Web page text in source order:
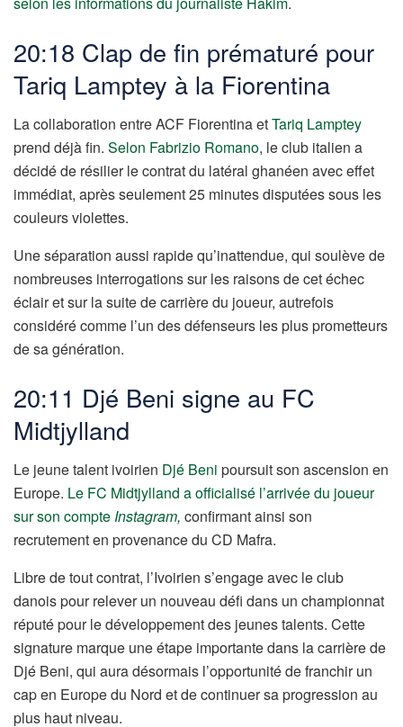
20:18 Clap de fin prématuré pour
Tariq Lamptey à la Fiorentina
La collaboration entre ACF Fiorentina etTariq Lamptey
prend déjà fin. Selon Fabrizio Romano, le club italien a
décidé de résilier le contrat du latéral ghanéen avec effet
immédiat, après seulement 25 minutes disputées sous les
couleurs violettes.
Une séparation aussi rapide qu’inattendue, qui soulève de
nombreuses interrogations sur les raisons de cet échec
éclair et sur la suite de carrière du joueur, autrefois
considéré comme l’un des défenseurs les plus prometteurs
de sa génération.
20:11 Djé Beni signe au FC
Midtjylland
Le jeune talent ivoirien Djé Beni poursuit son ascension en
Europe. Le FC Midtjylland a officialisé l’arrivée du joueur
sur son compteInstagram, confirmant ainsi son
recrutement en provenance du CD Mafra.
Libre de tout contrat, l’Ivoirien s’engage avec le club
danois pour relever un nouveau défi dans un championnat
réputé pour le développement des jeunes talents. Cette
signature marque une étape importante dans la carrière de
Djé Beni, qui aura désormais l’opportunité de franchir un
cap en Europe du Nord et de continuer sa progression au
plus haut niveau.